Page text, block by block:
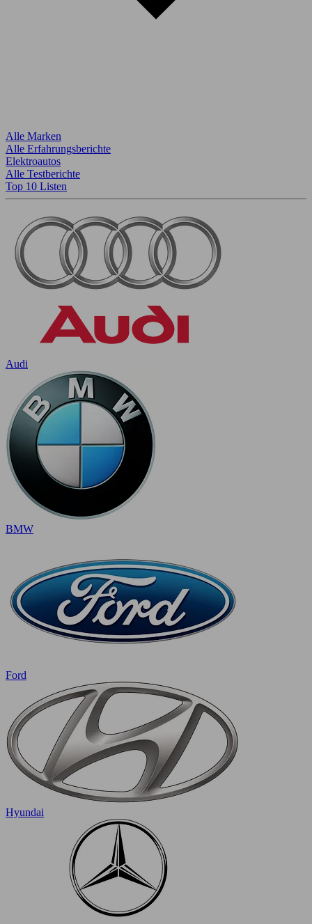
Alle Marken
Alle Erfahrungsberichte
Elektroautos
Alle Testberichte
Top 10 Listen
Audi
BMW
Ford
Hyundai